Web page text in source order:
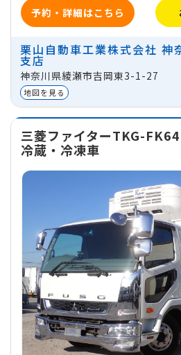
予約・詳細はこちら
車両寸法
地域 神奈川県綾瀬市吉岡
貸出区分 法人
栗山自動車工業株式会社 神
支店
神奈川県綾瀬市吉岡東3-1-27
地図を見る
三菱ファイターTKG-
冷蔵・冷凍車